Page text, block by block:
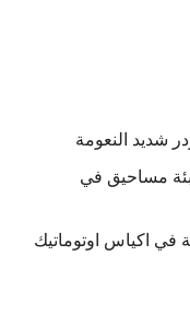
مساحيق في